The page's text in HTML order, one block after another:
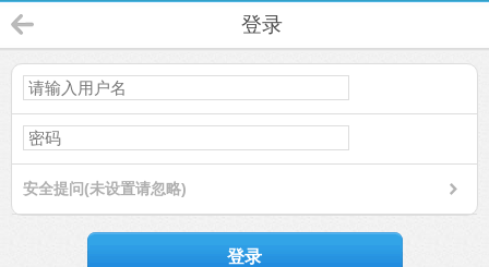
登录
安全提问(未设置请忽略)
登录